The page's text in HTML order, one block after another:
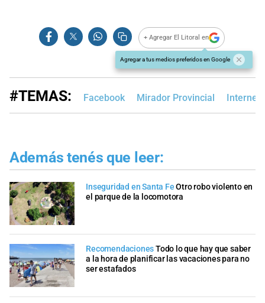
+ Agregar El Litoral en
Agregar a tus medios preferidos en Google
#TEMAS: Facebook Mirador Provincial Internet
Además tenés que leer:
Inseguridad en Santa Fe Otro robo violento en
el parque de la locomotora
RecomendacionesTodo lo que hay que saber
a la hora de planificar las vacaciones para no
ser estafados